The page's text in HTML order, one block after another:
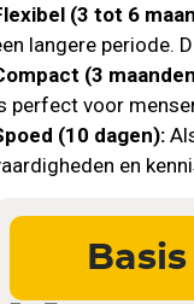
(3 tot 6
langere periode.
(3
perfect voor
(10 dagen):
en